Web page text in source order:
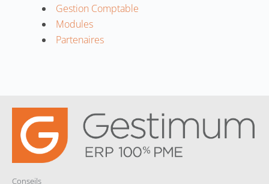
Gestion Comptable
Modules
Partenaires
Conseils